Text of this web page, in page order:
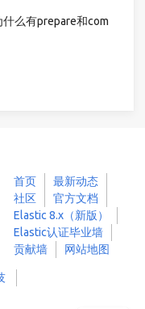
么有prepare和com
首页
最新动态
社区
官方文档
Elastic 8.x（新版）
Elastic认证毕业墙
贡献墙
网站地图